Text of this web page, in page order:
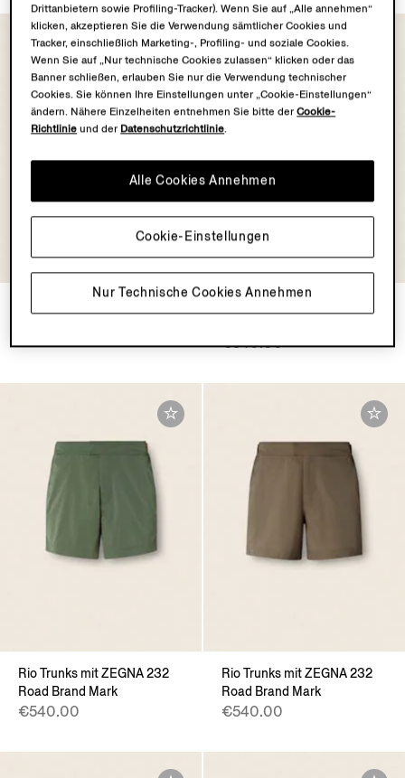
€540.00
Rio Trunks mit ZEGNA 232
Road Brand Mark
€540.00
Rio Trunks mit ZEGNA 232
Road Brand Mark
€540.00
Drittanbietern sowie Profiling-Tracker). Wenn Sie auf „Alle annehmen“
klicken, akzeptieren Sie die Verwendung sämtlicher Cookies und
Tracker, einschließlich Marketing-, Profiling- und soziale Cookies.
Wenn Sie auf „Nur technische Cookies zulassen“ klicken oder das
Banner schließen, erlauben Sie nur die Verwendung technischer
Cookies. Sie können Ihre Einstellungen unter „Cookie-Einstellungen“
ändern. Nähere Einzelheiten entnehmen Sie bitte derCookie-
Richtlinie und der Datenschutzrichtlinie.
Nur Technische Cookies Annehmen
Alle Cookies Annehmen
Cookie-Einstellungen